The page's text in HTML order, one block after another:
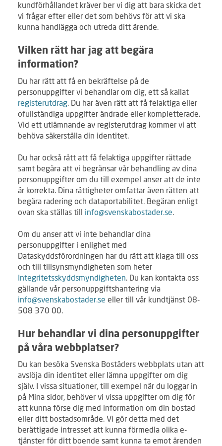
kundförhållandet kräver ber vi dig att bara skicka det
vi frågar efter eller det som behövs för att vi ska
kunna handlägga och utreda ditt ärende.
Vilken rätt har jag att begära
information?
Du har rätt att få en bekräftelse på de
personuppgifter vi behandlar om dig, ett så kallat
registerutdrag. Du har även rätt att få felaktiga eller
ofullständiga uppgifter ändrade eller kompletterade.
Vid ett utlämnande av registerutdrag kommer vi att
behöva säkerställa din identitet.
Du har också rätt att få felaktiga uppgifter rättade
samt begära att vi begränsar vår behandling av dina
personuppgifter om du till exempel anser att de inte
är korrekta. Dina rättigheter omfattar även rätten att
begära radering och dataportabilitet. Begäran enligt
ovan ska ställas till info@svenskabostader.se.
Om du anser att vi inte behandlar dina
personuppgifter i enlighet med
Dataskyddsförordningen har du rätt att klaga till oss
och till tillsynsmyndigheten som heter
Integritetsskyddsmyndigheten. Du kan kontakta oss
gällande vår personuppgiftshantering via
info@svenskabostader.se eller till vår kundtjänst 08-
508 370 00.
Hur behandlar vi dina personuppgifter
på våra webbplatser?
Du kan besöka Svenska Bostäders webbplats utan att
avslöja din identitet eller lämna uppgifter om dig
själv. I vissa situationer, till exempel när du loggar in
på Mina sidor, behöver vi vissa uppgifter om dig för
att kunna förse dig med information om din bostad
eller ditt bostadsområde. Vi gör detta med det
berättigade intresset att kunna förmedla olika e-
tjänster för ditt boende samt kunna ta emot ärenden